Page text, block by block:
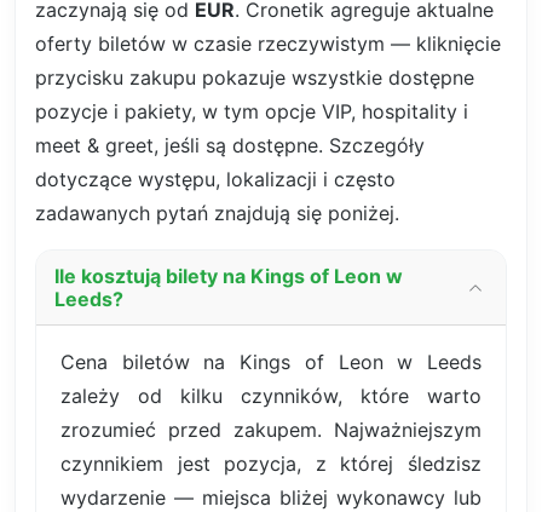
zaczynają się od EUR. Cronetik agreguje aktualne
oferty biletów w czasie rzeczywistym — kliknięcie
przycisku zakupu pokazuje wszystkie dostępne
pozycje i pakiety, w tym opcje VIP, hospitality i
meet & greet, jeśli są dostępne. Szczegóły
dotyczące występu, lokalizacji i często
zadawanych pytań znajdują się poniżej.
Ile kosztują bilety na Kings of Leon w
Leeds?
Cena biletów na Kings of Leon w Leeds
zależy od kilku czynników, które warto
zrozumieć przed zakupem. Najważniejszym
czynnikiem jest pozycja, z której śledzisz
wydarzenie — miejsca bliżej wykonawcy lub